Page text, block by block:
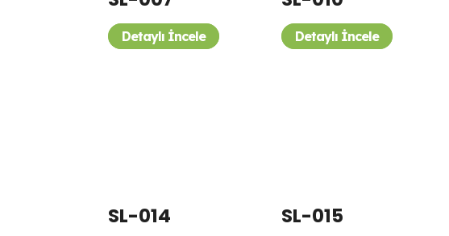
Detaylı İncele Detaylı İncele
SL-014 SL-015